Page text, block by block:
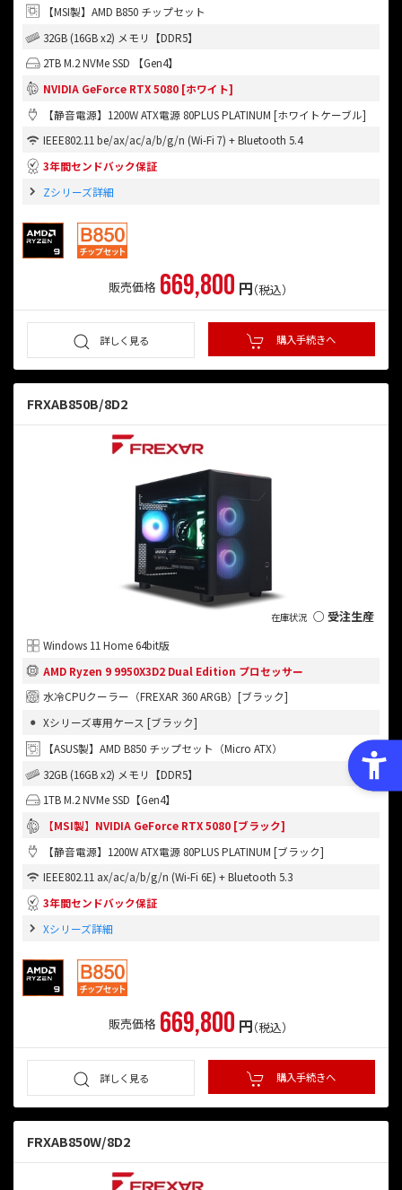
【MSI製】AMD B850 チップセット
32GB (16GB x2) メモリ【DDR5】
2TB M.2 NVMe SSD 【Gen4】
NVIDIA GeForce RTX 5080 [ホワイト]
【静音電源】1200W ATX電源 80PLUS PLATINUM [ホワイトケーブル]
IEEE802.11 be/ax/ac/a/b/g/n (Wi-Fi 7) + Bluetooth 5.4
3年間センドバック保証
Zシリーズ詳細
販売価格 669,800 円（税込）
詳しく見る 購入手続きへ
FRXAB850B/8D2
○ 受注生産
Windows 11 Home 64bit版
AMD Ryzen 9 9950X3D2 Dual Edition プロセッサー
水冷CPUクーラー（FREXAR 360 ARGB）[ブラック]
Xシリーズ専用ケース [ブラック]
【ASUS製】AMD B850 チップセット（Micro ATX）
32GB (16GB x2) メモリ【DDR5】
1TB M.2 NVMe SSD【Gen4】
【MSI製】NVIDIA GeForce RTX 5080 [ブラック]
【静音電源】1200W ATX電源 80PLUS PLATINUM [ブラック]
IEEE802.11 ax/ac/a/b/g/n (Wi-Fi 6E) + Bluetooth 5.3
3年間センドバック保証
Xシリーズ詳細
販売価格 669,800 円（税込）
詳しく見る 購入手続きへ
FRXAB850W/8D2